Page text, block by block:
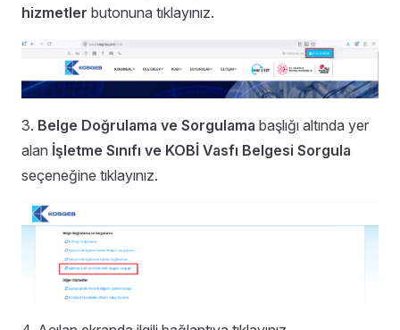
hizmetler butonuna tıklayınız.
3. Belge Doğrulama ve Sorgulama başlığı altında yer
alan İşletme Sınıfı ve KOBİ Vasfı Belgesi Sorgula
seçeneğine tıklayınız.